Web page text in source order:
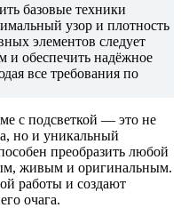
базовые техники
узор и плотность
элементов следует
и обеспечить надёжное
все требования по
с подсветкой — это не
но и уникальный
преобразить любой
живым и оригинальным.
работы и создают
очага.